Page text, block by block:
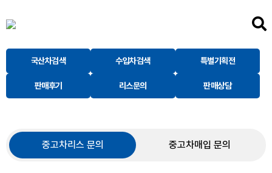
국산차검색 수입차검색 특별기획전
판매후기 리스문의 판매상담
중고차리스 문의 중고차매입 문의